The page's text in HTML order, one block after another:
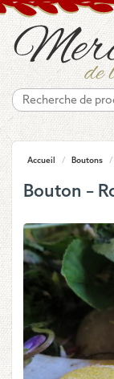
Accueil / Boutons /
Bouton –